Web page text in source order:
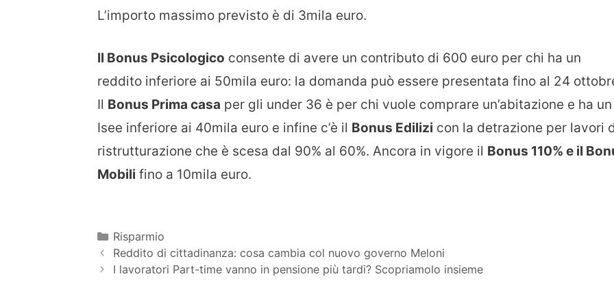
L’importo massimo previsto è di 3mila euro.
Il Bonus Psicologico consente di avere un contributo di 600 euro per chi ha un
reddito inferiore ai 50mila euro: la domanda può essere presentata fino al 24
Il Bonus Prima casa per gli under 36 è per chi vuole comprare un’abitazione e ha un
Isee inferiore ai 40mila euro e infine c’è il Bonus Edilizi con la detrazione per lavori
ristrutturazione che è scesa dal 90% al 60%. Ancora in vigore il Bonus 110% e il
Mobili fino a 10mila euro.
Categorie
Risparmio
Reddito di cittadinanza: cosa cambia col nuovo governo Meloni
I lavoratori Part-time vanno in pensione più tardi? Scopriamolo insieme